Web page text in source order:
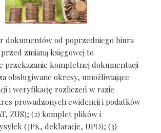
dokumentów od poprzedniego biura
zmianą księgowej to
przekazanie kompletnej dokumentacji
obsługiwane okresy, umożliwiające
i weryfikację rozliczeń w razie
prowadzonych ewidencji i podatków
ZUS); (2) komplet plików i
(JPK, deklaracje, UPO); (3)